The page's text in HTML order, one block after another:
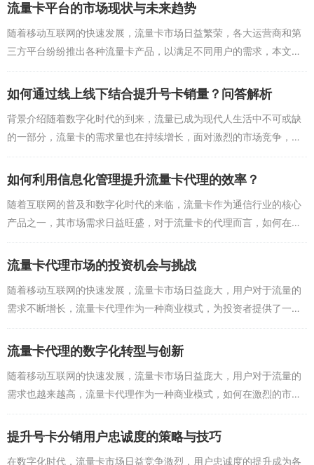
流量卡平台的市场现状与未来趋势
随着移动互联网的快速发展，流量卡市场日益繁荣，各大运营商和第
三方平台纷纷推出各种流量卡产品，以满足不同用户的需求，本文将
探讨当前流量卡平台的市场情况，并对未来发展趋势进行预判。市场
现状1、运营商主导：...
如何通过线上线下结合提升号卡销量？问答解析
背景介绍随着数字化时代的到来，流量已成为现代人生活中不可或缺
的一部分，流量卡的需求量也在持续增长，面对激烈的市场竞争，如
何通过线上线下结合提升号卡销量成为了众多流量卡平台关注的焦
点，本文将围绕这一主题...
如何利用信息化管理提升流量卡代理的效率？
随着互联网的普及和数字化时代的来临，流量卡作为通信行业的核心
产品之一，其市场需求日益旺盛，对于流量卡的代理而言，如何在激
烈的市场竞争中提升代理效率，成为了他们面临的重要课题，信息化
管理作为一种高效的管...
流量卡代理市场的投资机会与挑战
随着移动互联网的快速发展，流量卡市场日益庞大，用户对于流量的
需求不断增长，流量卡代理作为一种商业模式，为投资者提供了一个
低门槛、高回报的创业机会，要想在这个市场中脱颖而出，投资者需
要面对一系列的挑战，...
流量卡代理的数字化转型与创新
随着移动互联网的快速发展，流量卡市场日益庞大，用户对于流量的
需求也越来越高，流量卡代理作为一种商业模式，如何在激烈的市场
竞争中脱颖而出，实现运营模式的创新，成为众多代理商关注的问
题，本文将从数字化转型...
提升号卡分销用户忠诚度的策略与技巧
在数字化时代，流量卡市场日益竞争激烈，用户忠诚度的提升成为各